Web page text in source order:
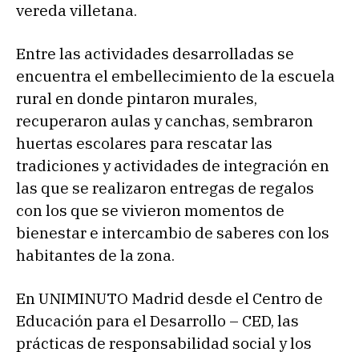
vereda villetana.
Entre las actividades desarrolladas se
encuentra el embellecimiento de la escuela
rural en donde pintaron murales,
recuperaron aulas y canchas, sembraron
huertas escolares para rescatar las
tradiciones y actividades de integración en
las que se realizaron entregas de regalos
con los que se vivieron momentos de
bienestar e intercambio de saberes con los
habitantes de la zona.
En UNIMINUTO Madrid desde el Centro de
Educación para el Desarrollo – CED, las
prácticas de responsabilidad social y los